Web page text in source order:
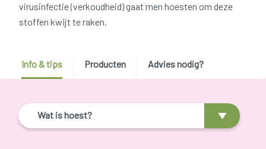
virusinfectie (verkoudheid) gaat men hoesten om deze
stoffen kwijt te raken.
Info & tips Producten Advies nodig?
Wat is hoest?